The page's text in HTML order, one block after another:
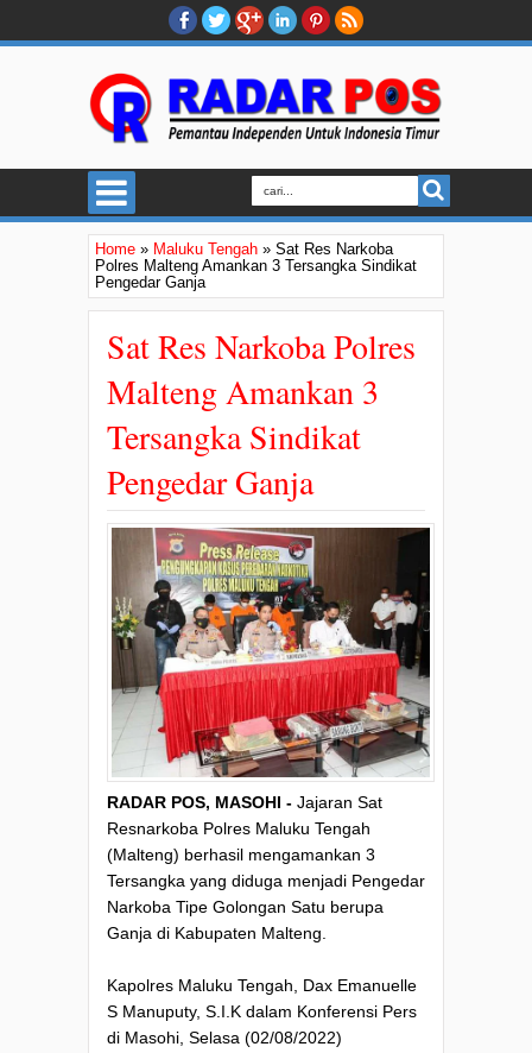
Home » Maluku Tengah » Sat Res Narkoba
Polres Malteng Amankan 3 Tersangka Sindikat
Pengedar Ganja
Sat Res Narkoba Polres
Malteng Amankan 3
Tersangka Sindikat
Pengedar Ganja
RADAR POS, MASOHI - Jajaran Sat
Resnarkoba Polres Maluku Tengah
(Malteng) berhasil mengamankan 3
Tersangka yang diduga menjadi Pengedar
Narkoba Tipe Golongan Satu berupa
Ganja di Kabupaten Malteng.
Kapolres Maluku Tengah, Dax Emanuelle
S Manuputy, S.I.K dalam Konferensi Pers
di Masohi, Selasa (02/08/2022)